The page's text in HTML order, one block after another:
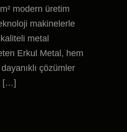
modern üretim
makinelerle
metal
Erkul Metal, hem
çözümler
[…]